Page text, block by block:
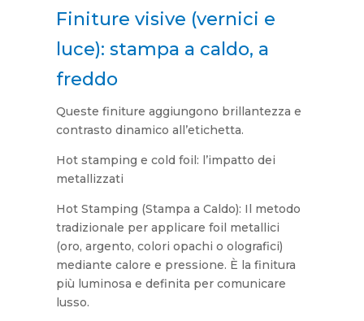
Finiture visive (vernici e
luce): stampa a caldo, a
freddo
Queste finiture aggiungono brillantezza e
contrasto dinamico all’etichetta.
Hot stamping e cold foil: l’impatto dei
metallizzati
Hot Stamping (Stampa a Caldo): Il metodo
tradizionale per applicare foil metallici
(oro, argento, colori opachi o olografici)
mediante calore e pressione. È la finitura
più luminosa e definita per comunicare
lusso.